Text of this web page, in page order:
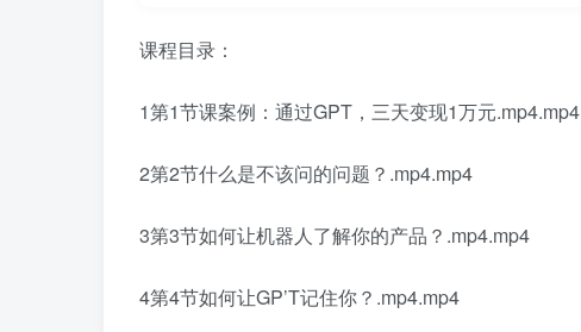
课程目录：
1第1节课案例：通过GPT，三天变现1万元.mp4.mp4
2第2节什么是不该问的问题？.mp4.mp4
3第3节如何让机器人了解你的产品？.mp4.mp4
4第4节如何让GP’T记住你？.mp4.mp4